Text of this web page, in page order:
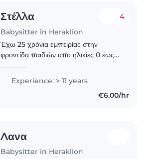
Στέλλα
Babysitter in Heraklion
4
Έχω 25 χρόνια εμπειρίας στην
φροντίδα παιδιών απο ηλικίες 0 έως
μεγαλώσει έχω ακόμα επαφές μαζί
Experience: > 11 years
€6.00/hr
Λανα
Babysitter in Heraklion